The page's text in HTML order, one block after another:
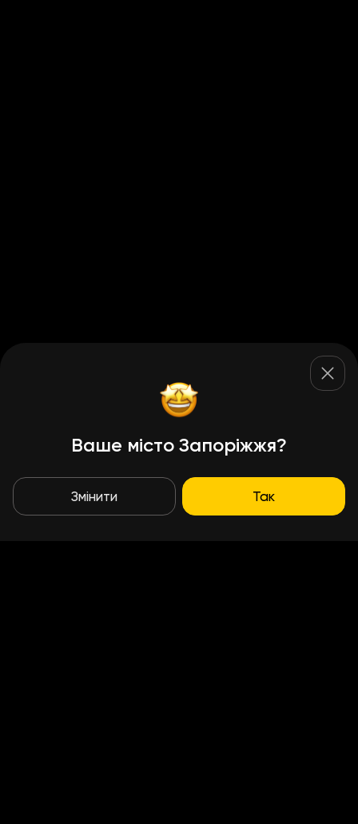
Ваше місто Запоріжжя?
Змінити Так